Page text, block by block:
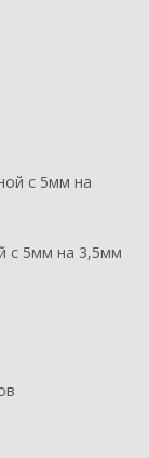
с 5мм на 3,5мм